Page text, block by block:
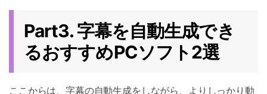
Part3. 字幕を自動生成でき
るおすすめPCソフト2選
ここからは、字幕の自動生成をしながら、よりしっかり動